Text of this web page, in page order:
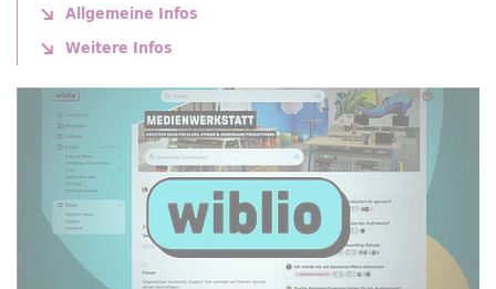
Allgemeine Infos
Weitere Infos